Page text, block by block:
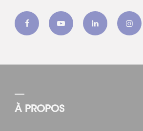
À PROPOS